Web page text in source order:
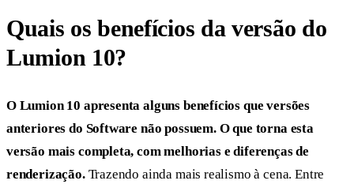
Quais os benefícios da versão do
Lumion 10?
O Lumion 10 apresenta alguns benefícios que versões
anteriores do Software não possuem. O que torna esta
versão mais completa, com melhorias e diferenças de
renderização.Trazendo ainda mais realismo à cena. Entre